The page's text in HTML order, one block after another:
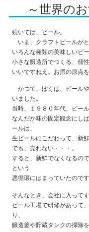
～世界の
続いては、ビール。
いま、クラフトビールがと
いろんな種類の美味しいビ
小さな醸造所でつくる、個性
いいですねえ。お酒の原点を
かつて、ぼくは、ビール
いました。
当時、１９８０年代、ビー
なんだか味の固定観念にし
ールは、
生ビールにこだわって、新
でも、売れない・・・。
すると、新鮮でなくなるの
という
悪循環にはまっていたのです
そんなとき、会社に入って
ビール工場で研修があって
り、
醸造釜や貯蔵タンクの掃除